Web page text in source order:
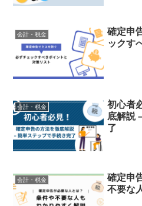
会計・税金
確定申
ックす
会計・税金
初心者
底解説
了
会計・税金
確定申
不要な